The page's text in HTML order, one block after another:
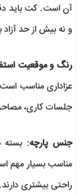
آن است. کت باید
و نه بیش از حد آزاد
رنگ و موقعیت
عزاداری مناسب
جلسات کاری،
جنس پارچه: بسته
مناسب بسیار مهم
راحتی بیشتری دارند.